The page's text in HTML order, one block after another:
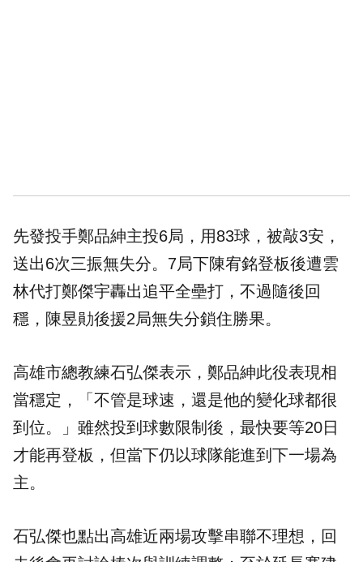
先發投手鄭品紳主投6局，用83球，被敲3安，
送出6次三振無失分。7局下陳宥銘登板後遭雲
林代打鄭傑宇轟出追平全壘打，不過隨後回
穩，陳昱勛後援2局無失分鎖住勝果。
高雄市總教練石弘傑表示，鄭品紳此役表現相
當穩定，「不管是球速，還是他的變化球都很
到位。」雖然投到球數限制後，最快要等20日
才能再登板，但當下仍以球隊能進到下一場為
主。
石弘傑也點出高雄近兩場攻擊串聯不理想，回